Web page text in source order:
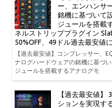
ー、エンハンサ
銘機に基づいて
ジュールを搭載
ネルストリッププラグイン
50%OFF、49ドル過去最安値
【過去最安値】コンプレッサー、
ナログハードウェアの銘機に基づ
ジュールを搭載するアナログモ
【過去最安値】
ションを実現す